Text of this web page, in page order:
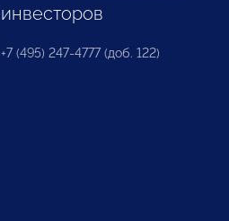
инвесторов
+7 (495) 247-4777 (доб. 122)